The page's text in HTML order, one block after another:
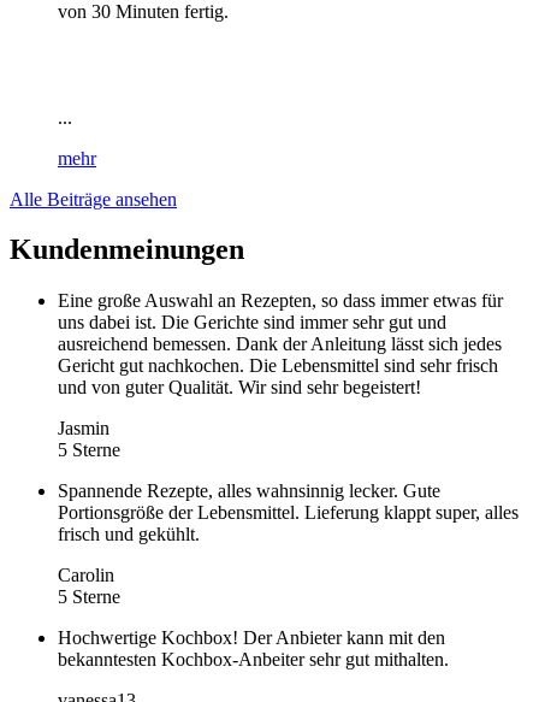
von 30 Minuten fertig.
...
mehr
Alle Beiträge ansehen
Kundenmeinungen
Eine große Auswahl an Rezepten, so dass immer etwas für
uns dabei ist. Die Gerichte sind immer sehr gut und
ausreichend bemessen. Dank der Anleitung lässt sich jedes
Gericht gut nachkochen. Die Lebensmittel sind sehr frisch
und von guter Qualität. Wir sind sehr begeistert!
Jasmin
5 Sterne
Spannende Rezepte, alles wahnsinnig lecker. Gute
Portionsgröße der Lebensmittel. Lieferung klappt super, alles
frisch und gekühlt.
Carolin
5 Sterne
Hochwertige Kochbox! Der Anbieter kann mit den
bekanntesten Kochbox-Anbeiter sehr gut mithalten.